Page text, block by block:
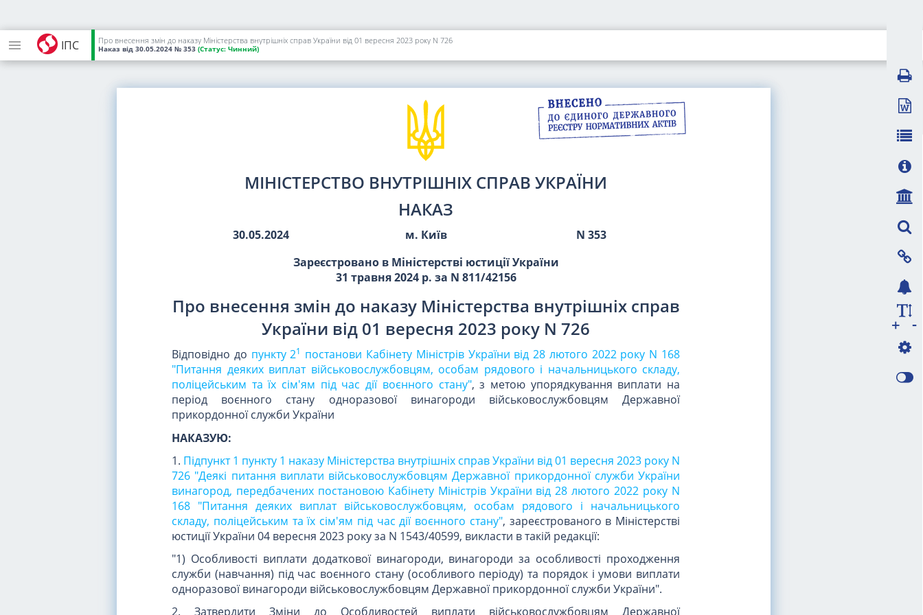
ІПС Про внесення змін до наказу Міністерства внутрішніх справ України від 01 вересня 2023 року N 726
Наказ від 30.05.2024 № 353 (Статус: Чинний)
МІНІСТЕРСТВО ВНУТРІШНІХ СПРАВ УКРАЇНИ
НАКАЗ
30.05.2024 м. Київ
N 353
Зареєстровано в Міністерстві юстиції України
31 травня 2024 р. за N 811/42156
Про внесення змін до наказу Міністерства внутрішніх справ
України від 01 вересня 2023 року N 726
Відповідно до пункту 21 постанови Кабінету Міністрів України від 28 лютого 2022 року N 168
"Питання деяких виплат військовослужбовцям, особам рядового і начальницького складу,
поліцейським та їх сім'ям під час дії воєнного стану", з метою упорядкування виплати на
період воєнного стану одноразової винагороди військовослужбовцям Державної
прикордонної служби України
НАКАЗУЮ:
1. Підпункт 1 пункту 1 наказу Міністерства внутрішніх справ України від 01 вересня 2023 року N
726 "Деякі питання виплати військовослужбовцям Державної прикордонної служби України
винагород, передбачених постановою Кабінету Міністрів України від 28 лютого 2022 року N
168 "Питання деяких виплат військовослужбовцям, особам рядового і начальницького
складу, поліцейським та їх сім'ям під час дії воєнного стану", зареєстрованого в Міністерстві
юстиції України 04 вересня 2023 року за N 1543/40599, викласти в такій редакції:
"1) Особливості виплати додаткової винагороди, винагороди за особливості проходження
служби (навчання) під час воєнного стану (особливого періоду) та порядок і умови виплати
одноразової винагороди військовослужбовцям Державної прикордонної служби України".
2. Затвердити Зміни до Особливостей виплати військовослужбовцям Державної
-
+